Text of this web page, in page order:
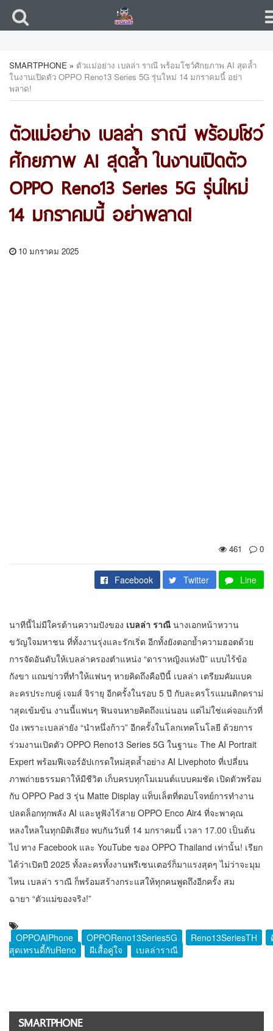
SMARTPHONE » ตัวแม่อย่าง เบลล่า ราณี พร้อมโชว์ศักยภาพ AI สุดล้ำ
ในงานเปิดตัว OPPO Reno13 Series 5G รุ่นใหม่ 14 มกราคมนี้ อย่า
พลาด!
ตัวแม่อย่าง เบลล่า ราณี พร้อมโชว์
ศักยภาพ AI สุดล้ำ ในงานเปิดตัว
OPPO Reno13 Series 5G รุ่นใหม่
14 มกราคมนี้ อย่าพลาด!
10 มกราคม 2025
461 0
Facebook Twitter Line
นาทีนี้ไม่มีใครต้านความปังของ เบลล่า ราณี นางเอกหน้าหวาน
ขวัญใจมหาชน ที่ทั้งงานรุ่งและรักเริ่ด อีกทั้งยังตอกย้ำความฮอตด้วย
การจัดอันดับให้เบลล่าครองตำแหน่ง “ดาราหญิงแห่งปี” แบบไร้ข้อ
กังขา แถมข่าวที่ทำให้แฟนๆ หายคิดถึงคือปีนี้ เบลล่า เตรียมคัมแบค
ละครประกบคู่ เจมส์ จิรายุ อีกครั้งในรอบ 5 ปี กับละครโรแมนติกดราม่
าสุดเข้มข้น งานนี้แฟนๆ ฟินจนหายคิดถึงแน่นอน แต่ไม่ใช่แค่จอแก้วที่
ปัง เพราะเบลล่ายัง “นำหนึ่งก้าว” อีกครั้งในโลกเทคโนโลยี ด้วยการ
ร่วมงานเปิดตัว OPPO Reno13 Series 5G ในฐานะ The AI Portrait
Expert พร้อมฟีเจอร์อัปเกรดใหม่สุดล้ำอย่าง AI Livephoto ที่เปลี่ยน
ภาพถ่ายธรรมดาให้มีชีวิต เก็บครบทุกโมเมนต์แบบคมชัด เปิดตัวพร้อม
กับ OPPO Pad 3 รุ่น Matte Display แท็บเล็ตที่ตอบโจทย์การทำงาน
ปลดล็อกทุกพลัง AI และหูฟังไร้สาย OPPO Enco Air4 ที่จะพาคุณ
หลงใหลในทุกมิติเสียง พบกันวันที่ 14 มกราคมนี้ เวลา 17.00 เป็นต้น
ไป ทาง Facebook และ YouTube ของ OPPO Thailand เท่านั้น! เรียก
ได้ว่าเปิดปี 2025 ทั้งละครทั้งงานพรีเซนเตอร์ก็มาแรงสุดๆ ไม่ว่าจะมุม
ไหน เบลล่า ราณี ก็พร้อมสร้างกระแสให้ทุกคนพูดถึงอีกครั้ง สม
ฉายา “ตัวแม่ของจริง!”
OPPOAIPhone OPPOReno13Series5G Reno13SeriesTH
สุดเทรนดี้กับReno
ผีเสื้อคู่ใจ เบลล่าราณี
SMARTPHONE